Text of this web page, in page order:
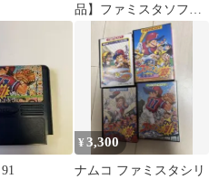
品】ファミスタソフト3
本 攻略法2冊セット
箱、説明書付
¥3,300
ナムコ ファミスタシリ